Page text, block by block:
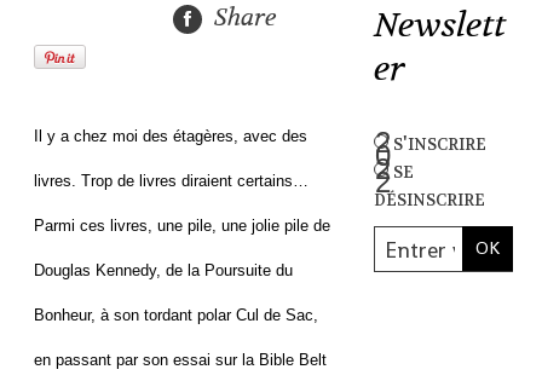
Share
Il y a chez moi des étagères, avec des
livres. Trop de livres diraient certains…
Parmi ces livres, une pile, une jolie pile de
Douglas Kennedy, de la Poursuite du
Bonheur, à son tordant polar Cul de Sac,
en passant par son essai sur la Bible Belt
Newslett
er
s'inscrire
se
désinscrire